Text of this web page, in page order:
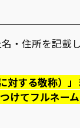
・住所を記載
対する敬称）
けてフルネー